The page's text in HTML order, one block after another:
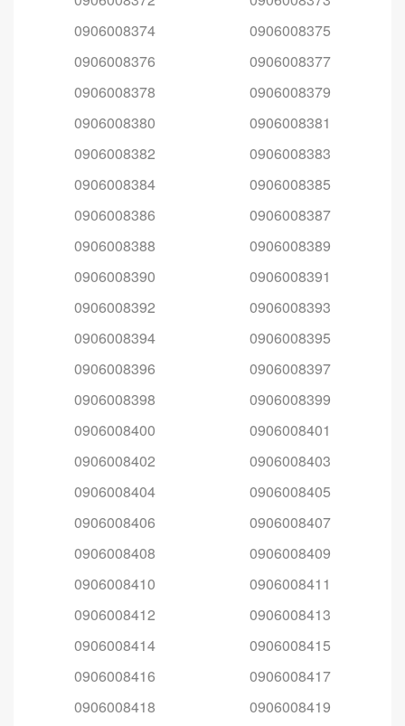
0906008374
0906008375
0906008376
0906008377
0906008378
0906008379
0906008380
0906008381
0906008382
0906008383
0906008384
0906008385
0906008386
0906008387
0906008388
0906008389
0906008390
0906008391
0906008392
0906008393
0906008394
0906008395
0906008396
0906008397
0906008398
0906008399
0906008400
0906008401
0906008402
0906008403
0906008404
0906008405
0906008406
0906008407
0906008408
0906008409
0906008410
0906008411
0906008412
0906008413
0906008414
0906008415
0906008416
0906008417
0906008418
0906008419